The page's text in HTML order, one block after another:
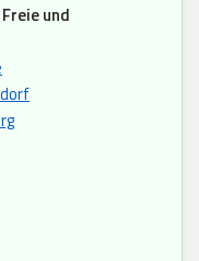
und